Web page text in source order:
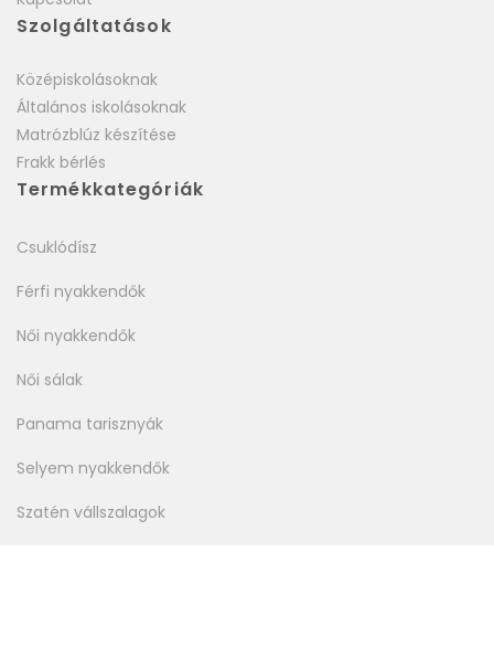
Szolgáltatások
Középiskolásoknak
Általános iskolásoknak
Matrózblúz készítése
Frakk bérlés
Termékkategóriák
Csuklódísz
Férfi nyakkendők
Női nyakkendők
Női sálak
Panama tarisznyák
Selyem nyakkendők
Szatén vállszalagok